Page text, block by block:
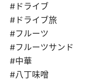
#ドライブ
#ドライブ旅
#フルーツ
#フルーツサンド
#中華
#八丁味噌